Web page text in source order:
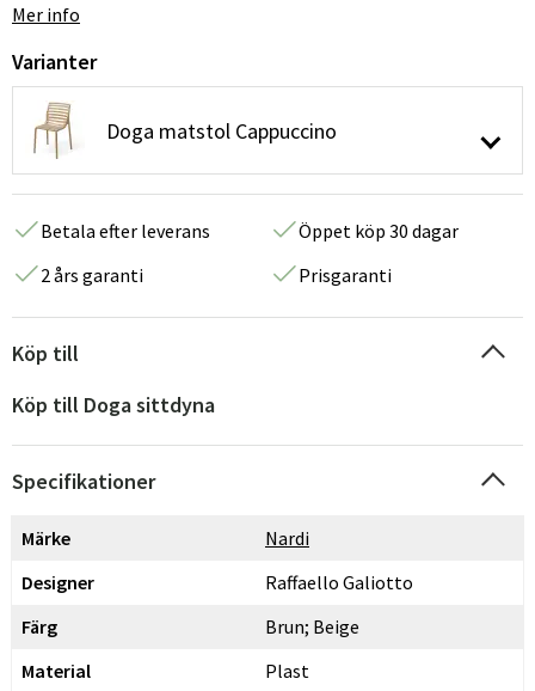
Mer info
Varianter
Doga matstol Cappuccino
Betala efter leverans
Öppet köp 30 dagar
2 års garanti
Prisgaranti
Köp till
Köp till Doga sittdyna
Specifikationer
Märke
Nardi
Designer
Raffaello Galiotto
Färg
Brun; Beige
Material
Plast